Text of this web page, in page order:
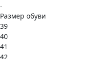
-
Размер обуви
39
40
41
42